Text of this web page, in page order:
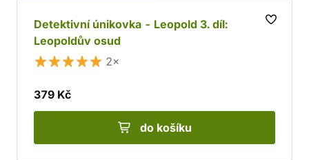
Detektivní únikovka - Leopold 3. díl:
Leopoldův osud
2×
379 Kč
do košíku